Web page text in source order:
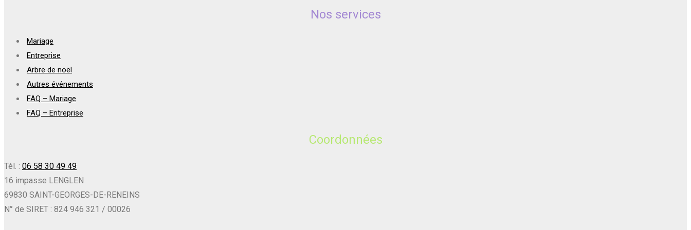
Nos services
Mariage
Entreprise
Arbre de noël
Autres événements
FAQ – Mariage
FAQ – Entreprise
Coordonnées
Tél. : 06 58 30 49 49
16 impasse LENGLEN
69830 SAINT-GEORGES-DE-RENEINS
N° de SIRET : 824 946 321 / 00026